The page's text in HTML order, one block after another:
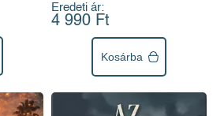
Eredeti ár:
4 990 Ft
Kosárba